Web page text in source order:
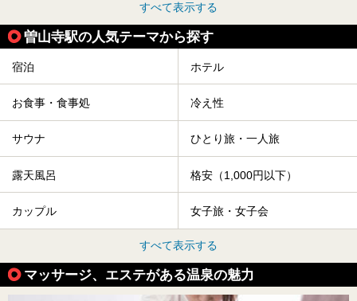
すべて表示する
曽山寺駅の人気テーマから探す
宿泊 ホテル
お食事・食事処 冷え性
サウナ ひとり旅・一人旅
露天風呂 格安（1,000円以下）
カップル 女子旅・女子会
すべて表示する
マッサージ、エステがある温泉の魅力